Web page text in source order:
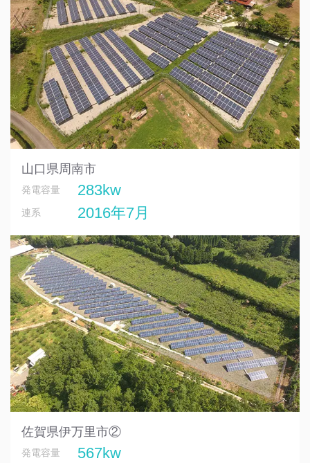
山口県周南市
発電容量 283kw
連系 2016年7月
佐賀県伊万里市②
発電容量 567kw